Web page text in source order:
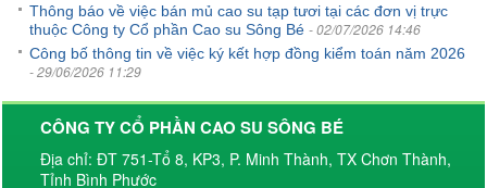
Thông báo về việc bán mủ cao su tạp tươi tại các đơn vị trực
thuộc Công ty Cổ phần Cao su Sông Bé - 02/07/2026 14:46
Công bố thông tin về việc ký kết hợp đồng kiểm toán năm 2026
- 29/06/2026 11:29
CÔNG TY CỔ PHẦN CAO SU SÔNG BÉ
Địa chỉ: ĐT 751-Tổ 8, KP3, P. Minh Thành, TX Chơn Thành,
Tỉnh Bình Phước